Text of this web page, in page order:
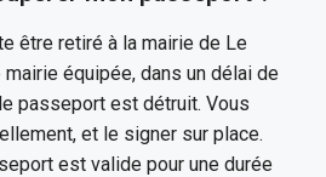
être retiré à la mairie de Le
équipée, dans un délai de
passeport est détruit. Vous
et le signer sur place.
est valide pour une durée